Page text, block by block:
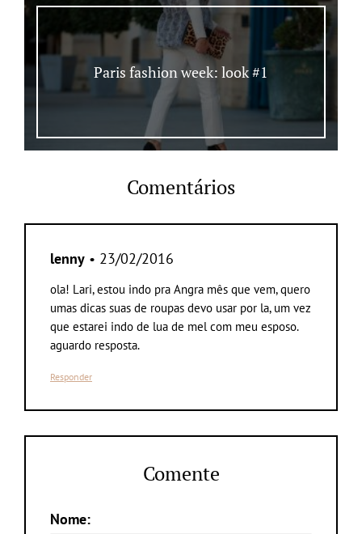
Paris fashion week: look #1
Comentários
lenny • 23/02/2016
ola! Lari, estou indo pra Angra mês que vem, quero
umas dicas suas de roupas devo usar por la, um vez
que estarei indo de lua de mel com meu esposo.
aguardo resposta.
Responder
Comente
Nome: